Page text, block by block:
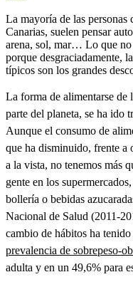
La mayoría de las personas
Canarias, suelen pensar
arena, sol, mar… Lo que no
porque desgraciadamente,
típicos son los grandes
La forma de alimentarse de
parte del planeta, se ha ido
Aunque el consumo de
que ha disminuido, frente a
a la vista, no tenemos más
gente en los
bollería o bebidas
Nacional de Salud (2011-
cambio de hábitos ha
prevalencia de sobrepeso-
adulta y en un 49,6% para